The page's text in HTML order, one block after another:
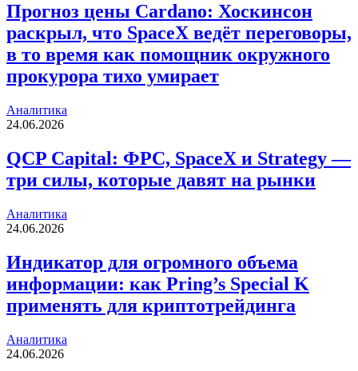
Прогноз цены Cardano: Хоскинсон
раскрыл, что SpaceX ведёт переговоры,
в то время как помощник окружного
прокурора тихо умирает
Аналитика
24.06.2026
QCP Capital: ФРС, SpaceX и Strategy —
три силы, которые давят на рынки
Аналитика
24.06.2026
Индикатор для огромного объема
информации: как Pring’s Special K
применять для криптотрейдинга
Аналитика
24.06.2026